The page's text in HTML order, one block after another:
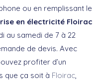
ou en remplissant le
en électricité Floirac
au samedi de 7 à 22
de devis. Avec
profiter d’un
que ça soit à Floirac